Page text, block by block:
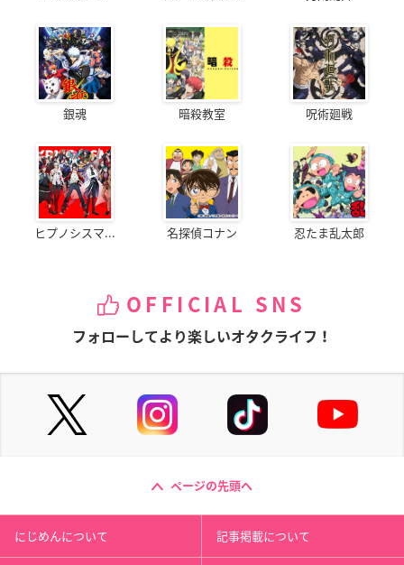
銀魂 暗殺教室 呪術廻戦
ヒプノシスマ... 名探偵コナン 忍たま乱太郎
OFFICIAL SNS
フォローしてより楽しいオタクライフ！
ページの先頭へ
にじめんについて 記事掲載について